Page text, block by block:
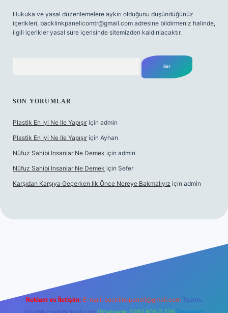
Hukuka ve yasal düzenlemelere aykırı olduğunu düşündüğünüz
içerikleri, backlinkpanelicomtr@gmail.com adresine bildirmeniz halinde,
ilgili içerikler yasal süre içerisinde sitemizden kaldırılacaktır.
SON YORUMLAR
Plastik En Iyi Ne Ile Yapışır için admin
Plastik En Iyi Ne Ile Yapışır için Ayhan
Nüfuz Sahibi Insanlar Ne Demek için admin
Nüfuz Sahibi Insanlar Ne Demek için Sefer
Karşıdan Karşıya Geçerken Ilk Önce Nereye Bakmalıyız için admin
Reklam ve İletişim: E-mail: backlinkpaneli@gmail.com Teams: